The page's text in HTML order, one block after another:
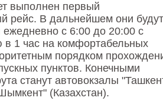
выполнен первый
рейс. В дальнейшем они будут
ежедневно с 6:00 до 20:00 с
в 1 час на комфортабельных
порядком
пунктов. Конечными
станут автовокзалы
(Казахстан).